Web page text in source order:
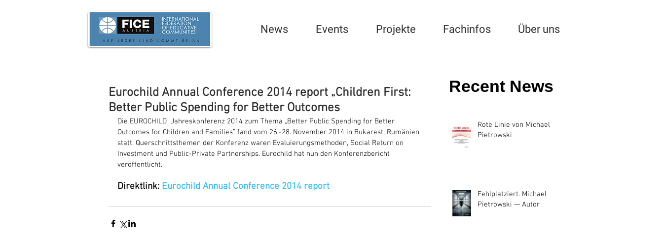
News Events Projekte Fachinfos Über uns
Eurochild Annual Conference 2014 report „Children First:
Better Public Spending for Better Outcomes
Die EUROCHILD  Jahreskonferenz 2014 zum Thema „Better Public Spending for Better
Outcomes for Children and Families” fand vom 26.-28. November 2014 in Bukarest, Rumänien
statt. Querschnittsthemen der Konferenz waren Evaluierungsmethoden, Social Return on
Investment und Public-Private Partnerships. Eurochild hat nun den Konferenzbericht
veröffentlicht.
Direktlink: Eurochild Annual Conference 2014 report
Recent News
Rote Linie von Michael
Pietrowski
Fehlplatziert. Michael
Pietrowski — Autor